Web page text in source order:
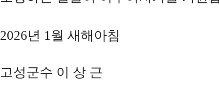
2026년 1월 새해아침
고성군수 이 상 근